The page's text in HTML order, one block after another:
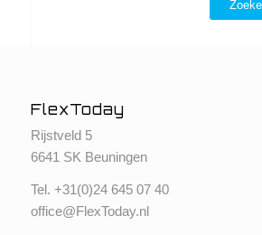
FlexToday
Rijstveld 5
6641 SK Beuningen
Tel. +31(0)24 645 07 40
office@FlexToday.nl